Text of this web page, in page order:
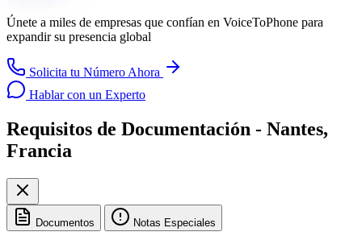
Únete a miles de empresas que confían en VoiceToPhone para
expandir su presencia global
Solicita tu Número Ahora
Hablar con un Experto
Requisitos de Documentación - Nantes,
Francia
Documentos Notas Especiales